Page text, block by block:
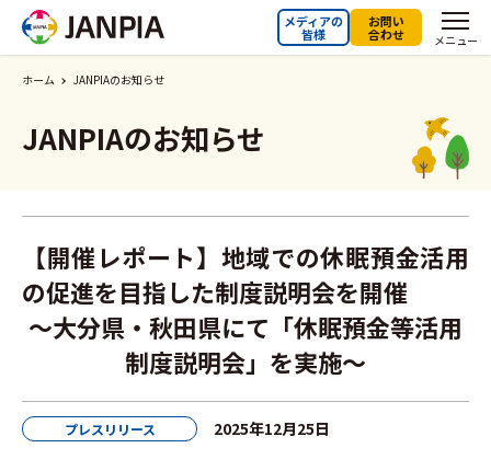
メニュー
メディアの
皆様
お問い
合わせ
ホーム JANPIAのお知らせ
JANPIAのお知らせ
【開催レポート】地域での休眠預金活用
の促進を目指した制度説明会を開催
～大分県・秋田県にて「休眠預金等活用
制度説明会」を実施～
プレスリリース 2025年12月25日